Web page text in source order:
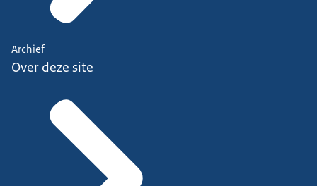
Archief
Over deze site